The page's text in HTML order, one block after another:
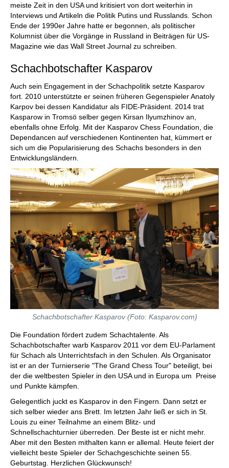
meiste Zeit in den USA und kritisiert von dort weiterhin in
Interviews und Artikeln die Politik Putins und Russlands. Schon
Ende der 1990er Jahre hatte er begonnen, als politischer
Kolumnist über die Vorgänge in Russland in Beiträgen für US-
Magazine wie das Wall Street Journal zu schreiben.
Schachbotschafter Kasparov
Auch sein Engagement in der Schachpolitik setzte Kasparov
fort. 2010 unterstützte er seinen früheren Gegenspieler Anatoly
Karpov bei dessen Kandidatur als FIDE-Präsident. 2014 trat
Kasparow in Tromsö selber gegen Kirsan Ilyumzhinov an,
ebenfalls ohne Erfolg. Mit der Kasparov Chess Foundation, die
Dependancen auf verschiedenen Kontinenten hat, kümmert er
sich um die Popularisierung des Schachs besonders in den
Entwicklungsländern.
Schachbotschafter Kasparov (Foto: Kasparov.com)
Die Foundation fördert zudem Schachtalente. Als
Schachbotschafter warb Kasparov 2011 vor dem EU-Parlament
für Schach als Unterrichtsfach in den Schulen. Als Organisator
ist er an der Turnierserie "The Grand Chess Tour" beteiligt, bei
der die weltbesten Spieler in den USA und in Europa um Preise
und Punkte kämpfen.
Gelegentlich juckt es Kasparov in den Fingern. Dann setzt er
sich selber wieder ans Brett. Im letzten Jahr ließ er sich in St.
Louis zu einer Teilnahme an einem Blitz- und
Schnellschachturnier überreden. Der Beste ist er nicht mehr.
Aber mit den Besten mithalten kann er allemal. Heute feiert der
vielleicht beste Spieler der Schachgeschichte seinen 55.
Geburtstag. Herzlichen Glückwunsch!